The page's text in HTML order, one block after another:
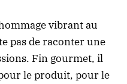
vibrant au
pas de raconter une
Fin gourmet, il
le produit, pour le